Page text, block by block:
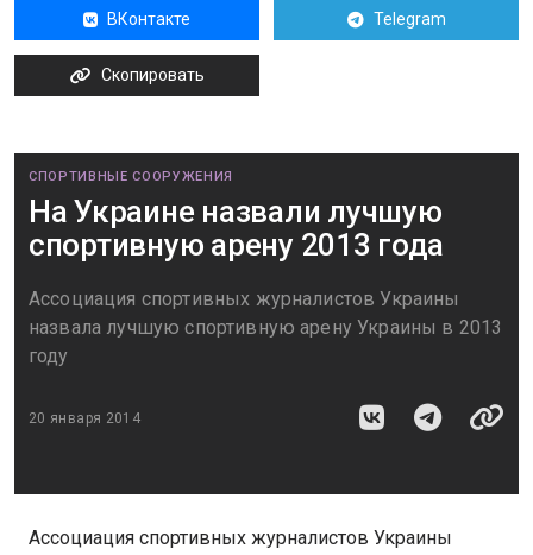
ВКонтакте Telegram
Скопировать
СПОРТИВНЫЕ СООРУЖЕНИЯ
На Украине назвали лучшую
спортивную арену 2013 года
Ассоциация спортивных журналистов Украины
назвала лучшую спортивную арену Украины в 2013
году
20 января 2014
Ассоциация спортивных журналистов Украины